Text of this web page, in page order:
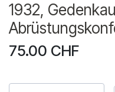
1932,
75.00 CHF